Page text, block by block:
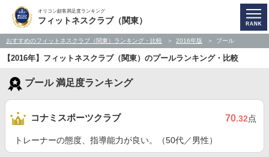
オリコン顧客満足度ランキング
フィットネスクラブ（関東）
おすすめのフィットネスクラブ（関東）ランキング・比較 2016年版 プール
【2016年】フィットネスクラブ（関東）のプールランキング・比較
プール 満足度ランキング
コナミスポーツクラブ 70.32点
トレーナーの態度、指導能力が良い。（50代／男性）